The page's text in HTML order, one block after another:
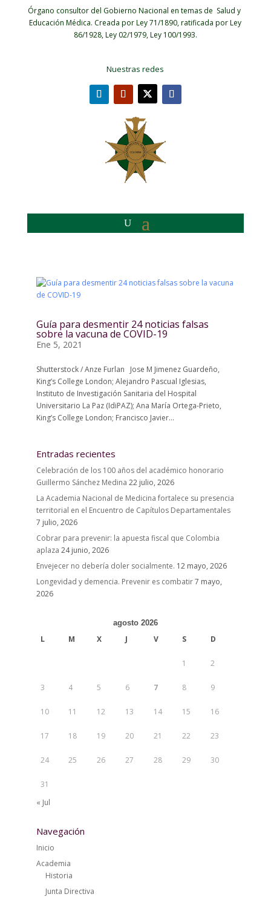
Órgano consultor del Gobierno Nacional en temas de Salud y
Educación Médica. Creada por Ley 71/1890, ratificada por Ley
86/1928, Ley 02/1979, Ley 100/1993.
Nuestras redes
Guía para desmentir 24 noticias falsas
sobre la vacuna de COVID-19
Ene 5, 2021
Shutterstock / Anze Furlan Jose M Jimenez Guardeño,
King’s College London; Alejandro Pascual Iglesias,
Instituto de Investigación Sanitaria del Hospital
Universitario La Paz (IdiPAZ); Ana María Ortega-Prieto,
King’s College London; Francisco Javier...
Entradas recientes
Celebración de los 100 años del académico honorario
Guillermo Sánchez Medina 22 julio, 2026
La Academia Nacional de Medicina fortalece su presencia
territorial en el Encuentro de Capítulos Departamentales
7 julio, 2026
Cobrar para prevenir: la apuesta fiscal que Colombia
aplaza 24 junio, 2026
Envejecer no debería doler socialmente. 12 mayo, 2026
Longevidad y demencia. Prevenir es combatir7 mayo,
2026
agosto 2026
L M X J V S D
1 2
3 4 5 6 7 8 9
10 11 12 13 14 15 16
17 18 19 20 21 22 23
24 25 26 27 28 29 30
31
« Jul
Navegación
Inicio
Academia
Historia
Junta Directiva